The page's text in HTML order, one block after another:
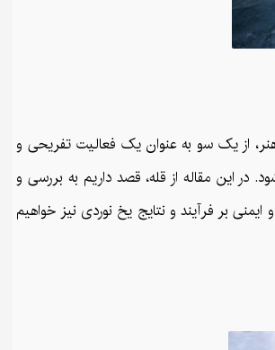
از یک سو به عنوان یک فعالیت تفریحی و
این مقاله از قله، قصد داریم به بررسی و
بر فرآیند و نتایج یخ نوردی نیز خواهیم